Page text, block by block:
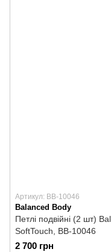
Артикул: BB-10046
Balanced Body
Петлі подвійні (2 шт)
SoftTouch, BB-10046
2 700 грн